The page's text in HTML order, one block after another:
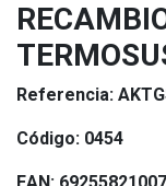
Referencia:
Código: 0454